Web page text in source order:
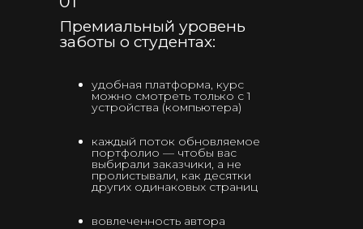
Премиальный уровень
заботы о студентах:
удобная платформа, курс
можно смотреть только с 1
устройства (компьютера)
каждый поток обновляемое
портфолио — чтобы вас
выбирали заказчики, а не
пролистывали, как десятки
других одинаковых страниц
вовлеченность автора